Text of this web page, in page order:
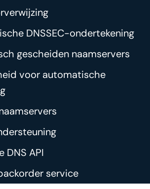
DNSSEC-ondertekening
gescheiden naamservers
voor automatische
DNS API
service